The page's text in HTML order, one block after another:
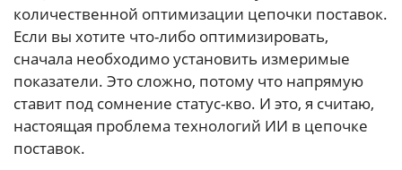
количественной оптимизации цепочки поставок.
Если вы хотите что-либо оптимизировать,
сначала необходимо установить измеримые
показатели. Это сложно, потому что напрямую
ставит под сомнение статус-кво. И это, я считаю,
настоящая проблема технологий ИИ в цепочке
поставок.